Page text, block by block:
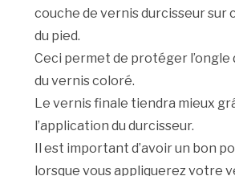
couche de vernis durcisseur sur
du pied.
Ceci permet de protéger l’ongle
du vernis coloré.
Le vernis finale tiendra mieux
l’application du durcisseur.
Il est important d’avoir un bon
lorsque vous appliquerez votre